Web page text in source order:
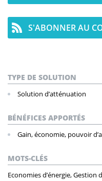
S'ABONNER AU
TYPE DE SOLUTION
Solution d’atténuation
BÉNÉFICES APPORTÉS
Gain, économie, pouvoir
MOTS-CLÉS
Economies d’énergie,